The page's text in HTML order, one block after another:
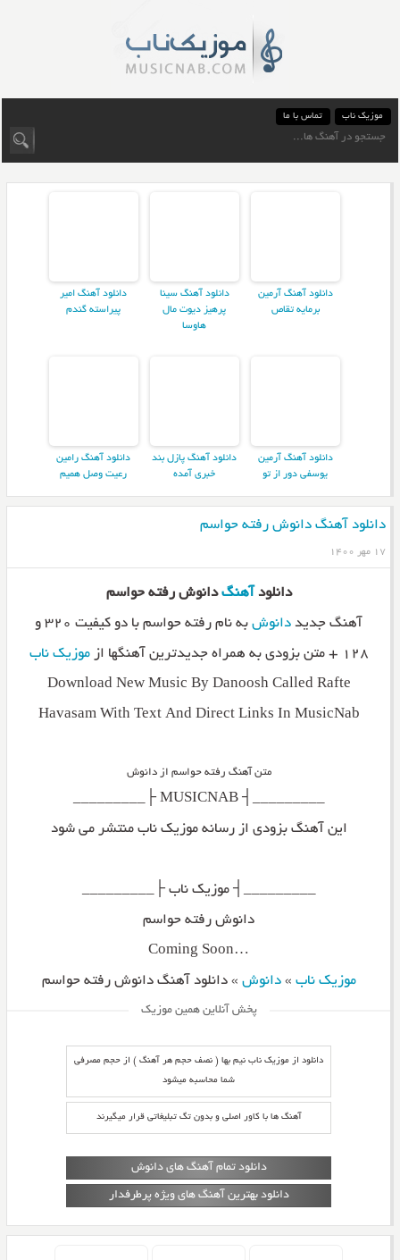
موزیک ناب تماس با ما
دانلود آهنگ آرمین
برمایه تقاص
دانلود آهنگ سینا
پرهیز دیوت مال
هاوسا
دانلود آهنگ امیر
پیراسته گندم
دانلود آهنگ آرمین
یوسفی دور از تو
دانلود آهنگ پازل بند
خبری آمده
دانلود آهنگ رامین
رعیت وصل همیم
دانلود آهنگ دانوش رفته حواسم
۱۷ مهر ۱۴۰۰
دانلود آهنگدانوش رفته حواسم
آهنگ جدید دانوش
به نام رفته حواسم با دو کیفیت ۳۲۰ و
۱۲۸ + متن بزودی به همراه جدیدترین آهنگها از
موزیک ناب
Download New Music By Danoosh Called Rafte
Havasam With Text And Direct Links In MusicNab
متن آهنگ رفته حواسم از دانوش
_________┤ MUSICNAB ├_________
این آهنگ بزودی از رسانه موزیک ناب منتشر می شود
_________┤ موزیک ناب ├_________
دانوش رفته حواسم
…Coming Soon
موزیک ناب »دانوش »دانلود آهنگ دانوش رفته حواسم
پخش آنلاین همین موزیک
دانلود از موزیک ناب نیم بها ( نصف حجم هر آهنگ ) از حجم مصرفی
شما محاسبه میشود
آهنگ ها با کاور اصلی و بدون تگ تبلیغاتی قرار میگیرند
دانلود تمام آهنگ های دانوش
دانلود بهترین آهنگ های ویژه پرطرفدار